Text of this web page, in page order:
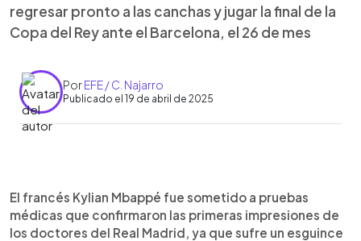
regresar pronto a las canchas y jugar la final de la
Copa del Rey ante el Barcelona, el 26 de mes
PorEFE / C. Najarro
Publicado el 19 de abril de 2025
► Escuchar artículo
El francés Kylian Mbappé fue sometido a pruebas
médicas que confirmaron las primeras impresiones de
los doctores del Real Madrid, ya que sufre un esguince